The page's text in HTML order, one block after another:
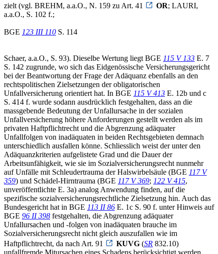
zielt (vgl. BREHM, a.a.O., N. 159 zu Art. 41
OR; LAURI,
a.a.O., S. 102 f.;
BGE 123 III 110 S. 114
Schaer, a.a.O., S. 93). Dieselbe Wertung liegt BGE 115 V 133 E. 7
S. 142 zugrunde, wo sich das Eidgenössische Versicherungsgericht
bei der Beantwortung der Frage der Adäquanz ebenfalls an den
rechtspolitischen Zielsetzungen der obligatorischen
Unfallversicherung orientiert hat. In BGE 115 V 413 E. 12b und c
S. 414 f. wurde sodann ausdrücklich festgehalten, dass an die
massgebende Bedeutung der Unfallursache in der sozialen
Unfallversicherung höhere Anforderungen gestellt werden als im
privaten Haftpflichtrecht und die Abgrenzung adäquater
Unfallfolgen von inadäquaten in beiden Rechtsgebieten demnach
unterschiedlich ausfallen könne. Schliesslich weist der unter den
Adäquanzkriterien aufgelistete Grad und die Dauer der
Arbeitsunfähigkeit, wie sie im Sozialversicherungsrecht nunmehr
auf Unfälle mit Schleudertrauma der Halswirbelsäule (BGE 117 V
359) und Schädel-Hirntrauma (BGE 117 V 369; 122 V 415,
unveröffentlichte E. 3a) analog Anwendung finden, auf die
spezifische sozialversicherungsrechtliche Zielsetzung hin. Auch das
Bundesgericht hat in BGE 113 II 86 E. 1c S. 90 f. unter Hinweis auf
BGE 96 II 398 festgehalten, die Abgrenzung adäquater
Unfallursachen und -folgen von inadäquaten brauche im
Sozialversicherungsrecht nicht gleich auszufallen wie im
Haftpflichtrecht, da nach Art. 91
KUVG (SR 832.10)
unfallfremde Mitursachen eines Schadens berücksichtigt werden